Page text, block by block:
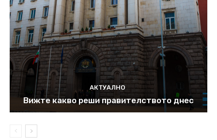
АКТУАЛНО
Вижте какво реши правителството днес